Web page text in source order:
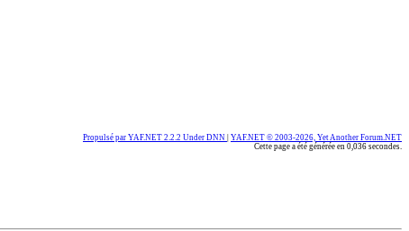
Propulsé par YAF.NET 2.2.2 Under DNN YAF.NET © 2003-2026, Yet Another Forum.NET
Cette page a été générée en 0,036 secondes.